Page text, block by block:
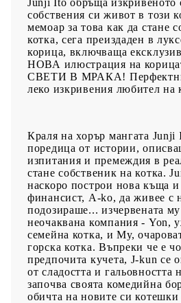
Junji Ito обръща изкривеното
собствения си живот в този
мемоар за това как да стане
котка, сега преиздаден в
корица, включваща
НОВА илюстрация на
СВЕТИ В МРАКА!
леко изкривения любител
Краля на хорър мангата Junji
поредица от истории,
изпитания и премеждия в
стане собственик на котка.
наскоро построи нова къща
финансист, A-ko, да живее с
подозираше... изчервената
неочаквана компания - Yon,
семейна котка, и Му,
горска котка. Въпреки че е
предпочита кучета, J-kun се
от сладостта и гальовността
започва своята комедийна
обичта на новите си котешки